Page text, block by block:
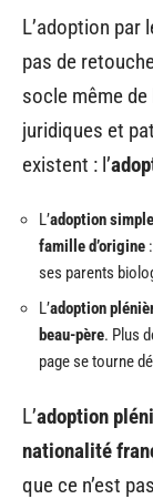
L’adoption par
pas de
socle même
juridiques et
existent : l’
L’adoption simple
famille d’origine
ses parents
L’adoption
beau-père. Plus
page se tourne
L’adoption
nationalité
que ce n’est